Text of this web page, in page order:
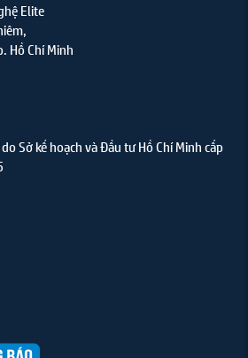
Elite
Hồ Chí Minh
Sở kế hoạch và Đầu tư Hồ Chí Minh cấp